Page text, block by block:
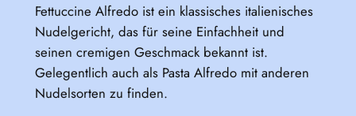
Fettuccine Alfredo ist ein klassisches italienisches
Nudelgericht, das für seine Einfachheit und
seinen cremigen Geschmack bekannt ist.
Gelegentlich auch als Pasta Alfredo mit anderen
Nudelsorten zu finden.